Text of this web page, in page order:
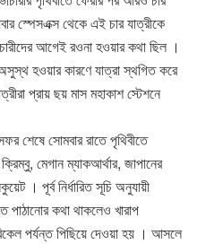
স্পেসএক্স থেকে এই চার যাত্রীকে
আগেই রওনা হওয়ার কথা ছিল ।
হওয়ার কারণে যাত্রা স্থগিত করে
প্রায় ছয় মাস মহাকাশ স্টেশনে
শেষে সোমবার রাতে পৃথিবীতে
মেগান ম্যাকআর্থার, জাপানের
। পূর্ব নির্ধারিত সূচি অনুযায়ী
পাঠানোর কথা থাকলেও খারাপ
পর্যন্ত পিছিয়ে দেওয়া হয় । আসলে